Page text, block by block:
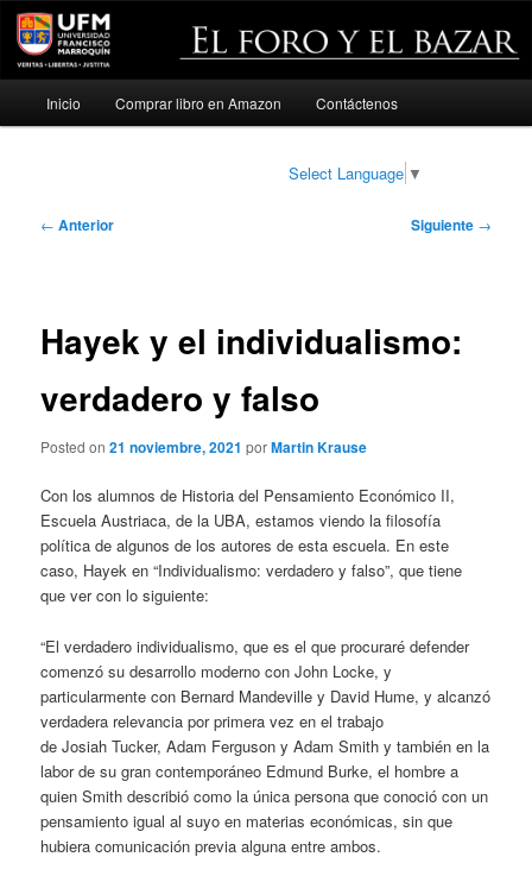
Ir
Inicio Comprar libro en Amazon Contáctenos
Select Language ▼
Navegación
← Anterior Siguiente →
Hayek y el individualismo:
verdadero y falso
Posted on21 noviembre, 2021 porMartin Krause
Con los alumnos de Historia del Pensamiento Económico II,
Escuela Austriaca, de la UBA, estamos viendo la filosofía
política de algunos de los autores de esta escuela. En este
caso, Hayek en “Individualismo: verdadero y falso”, que tiene
que ver con lo siguiente:
“El verdadero individualismo, que es el que procuraré defender
comenzó su desarrollo moderno con John Locke, y
particularmente con Bernard Mandeville y David Hume, y alcanzó
verdadera relevancia por primera vez en el trabajo
deJosiah Tucker, Adam Ferguson y Adam Smith y también en la
labor de su gran contemporáneo Edmund Burke, el hombre a
quien Smith describió como la única persona que conoció con un
pensamiento igual al suyo en materias económicas, sin que
hubiera comunicación previa alguna entre ambos.